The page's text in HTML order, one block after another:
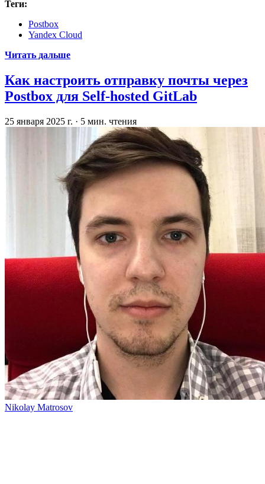
Теги:
Postbox
Yandex Cloud
Читать дальше
Как настроить отправку почты через
Postbox для Self-hosted GitLab
25 января 2025 г. · 5 мин. чтения
Nikolay Matrosov